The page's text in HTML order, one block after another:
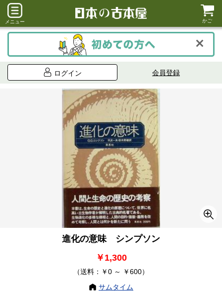
メニュー かご
ログイン 会員登録
進化の意味 シンプソン
￥1,300
（送料：￥0 ～ ￥600）
サムタイム